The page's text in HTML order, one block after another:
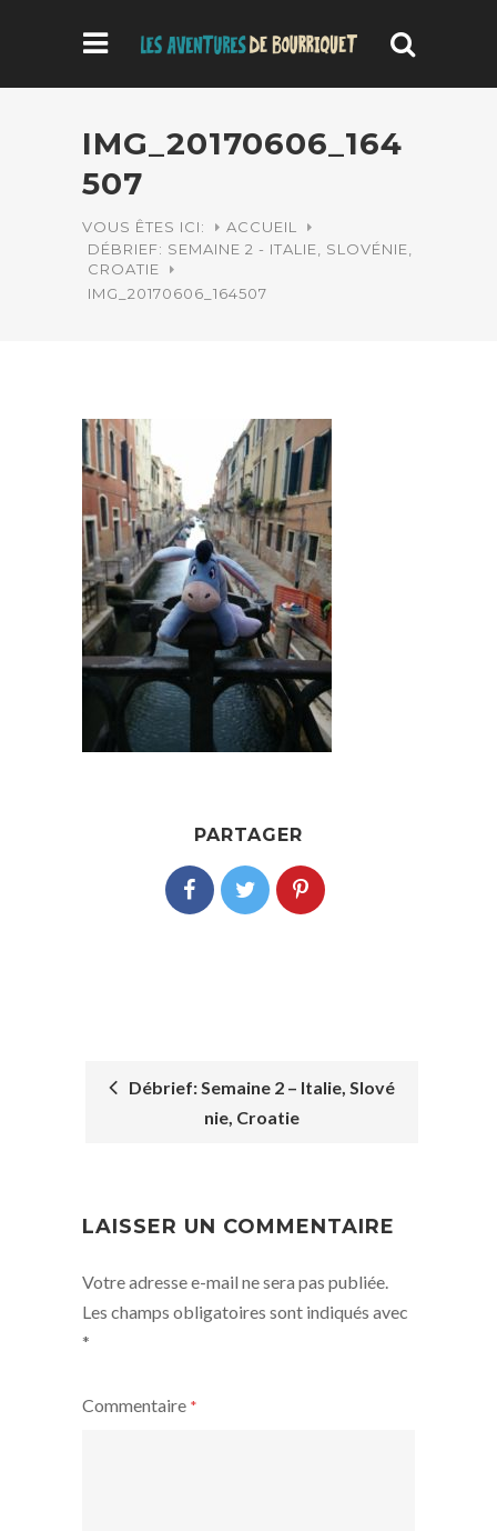
IMG_20170606_164
507
VOUS ÊTES ICI:
ACCUEIL
DÉBRIEF: SEMAINE 2 - ITALIE, SLOVÉNIE,
CROATIE
IMG_20170606_164507
PARTAGER
Débrief: Semaine 2 – Italie, Slové
nie, Croatie
LAISSER UN COMMENTAIRE
Votre adresse e-mail ne sera pas publiée.
Les champs obligatoires sont indiqués avec
*
Commentaire *